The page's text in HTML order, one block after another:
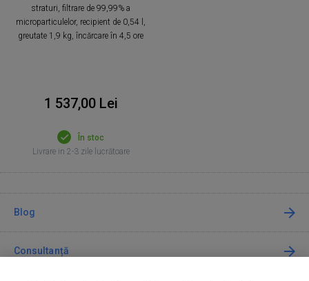
straturi, filtrare de 99,99% a
microparticulelor, recipient de 0,54 l,
greutate 1,9 kg, încărcare în 4,5 ore
1 537,00 Lei
În stoc
Livrare in 2-3 zile lucrătoare
Blog
Consultanță